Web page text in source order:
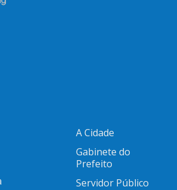
A Cidade
Gabinete do
Prefeito
Servidor Público